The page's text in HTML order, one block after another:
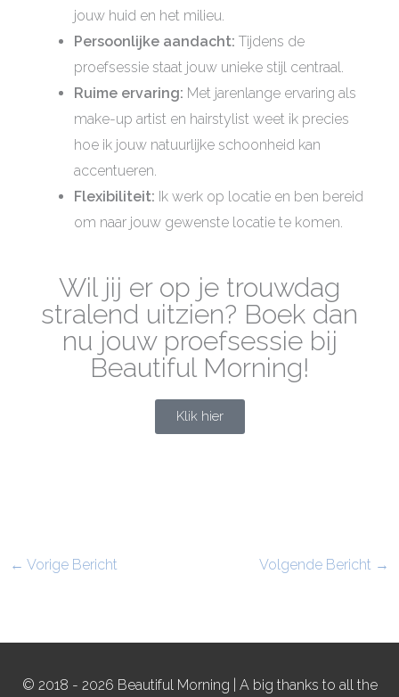
jouw huid en het milieu.
Persoonlijke aandacht: Tijdens de
proefsessie staat jouw unieke stijl centraal.
Ruime ervaring: Met jarenlange ervaring als
make-up artist en hairstylist weet ik precies
hoe ik jouw natuurlijke schoonheid kan
accentueren.
Flexibiliteit: Ik werk op locatie en ben bereid
om naar jouw gewenste locatie te komen.
Wil jij er op je trouwdag
stralend uitzien? Boek dan
nu jouw proefsessie bij
Beautiful Morning!
Klik hier
← Vorige Bericht Volgende Bericht →
© 2018 - 2026 Beautiful Morning | A big thanks to all the